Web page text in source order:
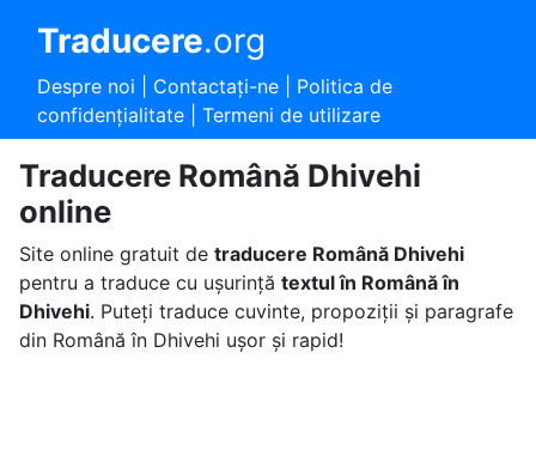
Traducere.org
Despre noi Contactaţi-ne| Politica de
confidențialitate| Termeni de utilizare
Traducere Română Dhivehi
online
Site online gratuit de traducere Română Dhivehi
pentru a traduce cu ușurință textul în Română în
Dhivehi. Puteți traduce cuvinte, propoziții și paragrafe
din Română în Dhivehi ușor și rapid!